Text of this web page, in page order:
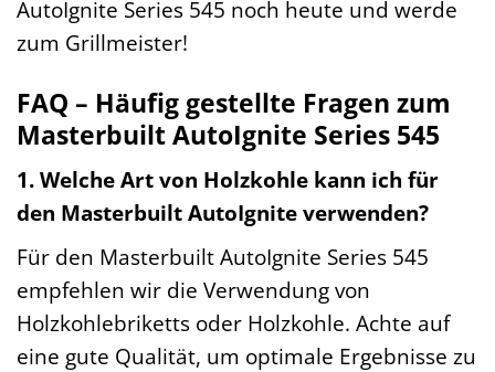
AutoIgnite Series 545 noch heute und werde
zum Grillmeister!
FAQ – Häufig gestellte Fragen zum
Masterbuilt AutoIgnite Series 545
1. Welche Art von Holzkohle kann ich für
den Masterbuilt AutoIgnite verwenden?
Für den Masterbuilt AutoIgnite Series 545
empfehlen wir die Verwendung von
Holzkohlebriketts oder Holzkohle. Achte auf
eine gute Qualität, um optimale Ergebnisse zu